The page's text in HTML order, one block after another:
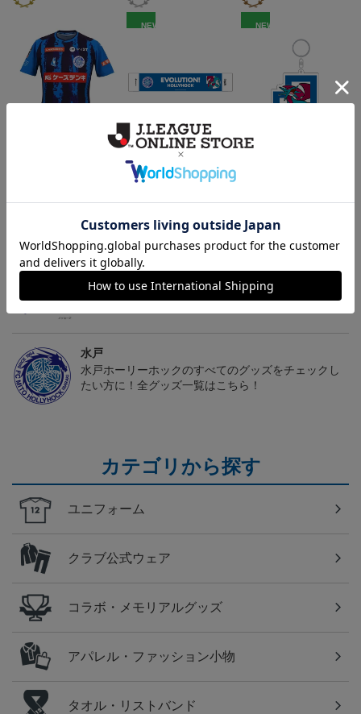
（Sｰ3XL）2026/27 オー
NEW
水戸ホーリーホック ボ
ーマンダ タオルマフラー
2,500円
NEW
水戸ホーリーホック ボ
トピックス
水戸
こだわりのデザインに注目！タオルマフラーは応援
の必須アイテム！
水戸
水戸ホーリーホックのすべてのグッズをチェックし
たい方に！全グッズ一覧はこちら！
カテゴリから探す
ユニフォーム
クラブ公式ウェア
コラボ・メモリアルグッズ
アパレル・ファッション小物
タオル・リストバンド